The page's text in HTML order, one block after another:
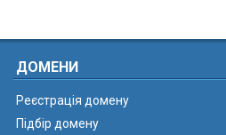
ДОМЕНИ
Реєстрація домену
Підбір домену